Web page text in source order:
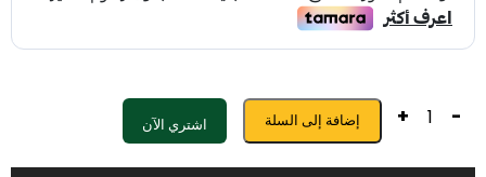
-
+ إضافة إلى السلة اشتري الآن